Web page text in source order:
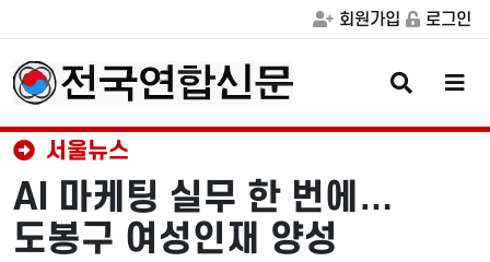
회원가입 로그인
검
색
버
메
버
서울뉴스
AI 마케팅 실무 한 번에…
도봉구 여성인재 양성